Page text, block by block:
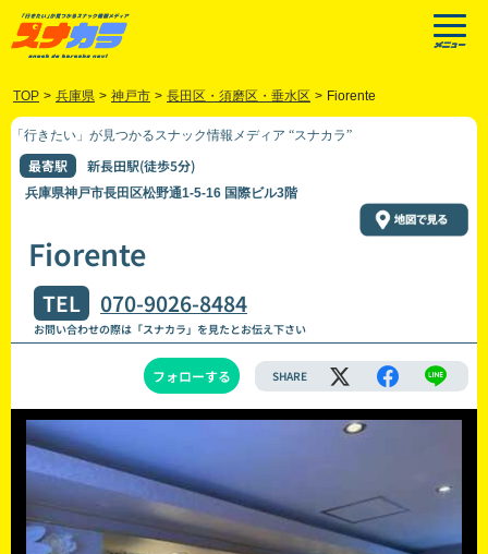
TOP > 兵庫県 > 神戸市 > 長田区・須磨区・垂水区 > Fiorente
「行きたい」が見つかるスナック情報メディア “スナカラ”
最寄駅 新長田駅(徒歩5分)
兵庫県神戸市長田区松野通1-5-16 国際ビル3階
Fiorente
TEL 070-9026-8484
お問い合わせの際は「スナカラ」を見たとお伝え下さい
フォローする SHARE